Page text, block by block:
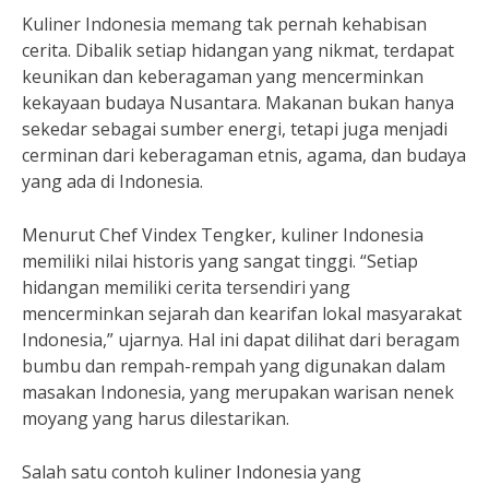
Kuliner Indonesia memang tak pernah kehabisan
cerita. Dibalik setiap hidangan yang nikmat, terdapat
keunikan dan keberagaman yang mencerminkan
kekayaan budaya Nusantara. Makanan bukan hanya
sekedar sebagai sumber energi, tetapi juga menjadi
cerminan dari keberagaman etnis, agama, dan budaya
yang ada di Indonesia.
Menurut Chef Vindex Tengker, kuliner Indonesia
memiliki nilai historis yang sangat tinggi. “Setiap
hidangan memiliki cerita tersendiri yang
mencerminkan sejarah dan kearifan lokal masyarakat
Indonesia,” ujarnya. Hal ini dapat dilihat dari beragam
bumbu dan rempah-rempah yang digunakan dalam
masakan Indonesia, yang merupakan warisan nenek
moyang yang harus dilestarikan.
Salah satu contoh kuliner Indonesia yang